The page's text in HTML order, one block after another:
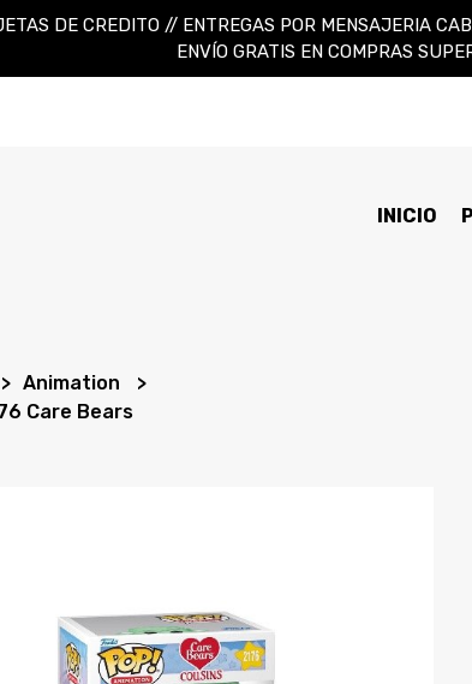
DE CREDITO // ENTREGAS POR MENSAJERIA
ENVÍO GRATIS EN COMPRAS
INICIO
Animation
Care Bears